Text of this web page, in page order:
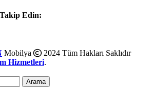
Edin:
Mobilya
2024 Tüm Hakları Saklıdır
Hizmetleri.
Arama